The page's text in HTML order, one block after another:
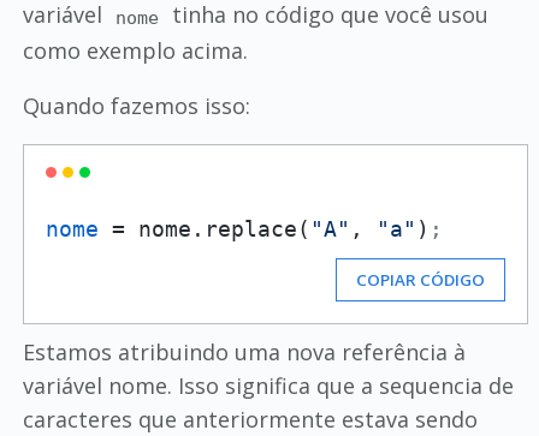
variável nome
tinha no código que você usou
como exemplo acima.
Quando fazemos isso:
nome = nome.replace( "A" , "a" ) ;
COPIAR CÓDIGO
Estamos atribuindo uma nova referência à
variável nome. Isso significa que a sequencia de
caracteres que anteriormente estava sendo